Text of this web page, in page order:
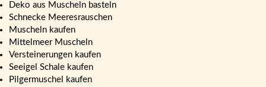
Deko aus Muscheln basteln
Schnecke Meeresrauschen
Muscheln kaufen
Mittelmeer Muscheln
Versteinerungen kaufen
Seeigel Schale kaufen
Pilgermuschel kaufen